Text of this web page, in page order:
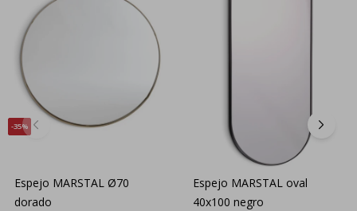
35
Espejo MARSTAL Ø70
dorado
Espejo MARSTAL oval
40x100 negro